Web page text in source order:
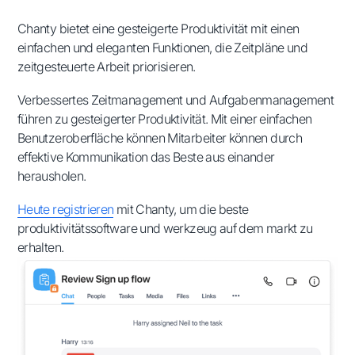
Chanty bietet eine gesteigerte Produktivität mit einen
einfachen und eleganten Funktionen, die Zeitpläne und
zeitgesteuerte Arbeit priorisieren.
Verbessertes Zeitmanagement und Aufgabenmanagement
führen zu gesteigerter Produktivität. Mit einer einfachen
Benutzeroberfläche können Mitarbeiter können durch
effektive Kommunikation das Beste aus einander
herausholen.
Heute registrieren mit Chanty, um die beste
produktivitätssoftware und werkzeug auf dem markt zu
erhalten.